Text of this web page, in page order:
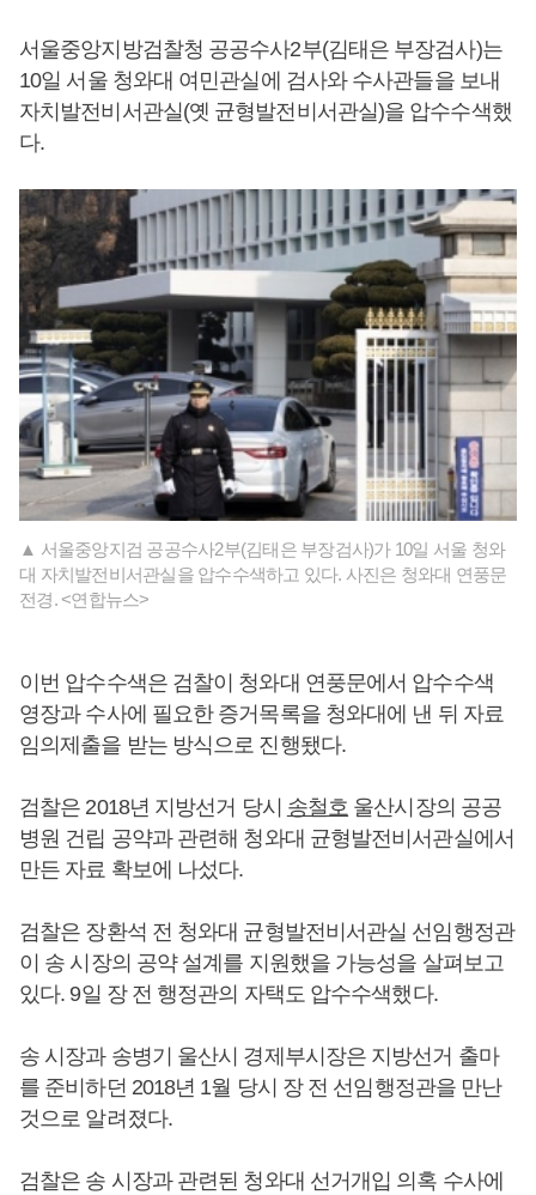
서울중앙지방검찰청 공공수사2부(김태은 부장검사)는
10일 서울 청와대 여민관실에 검사와 수사관들을 보내
자치발전비서관실(옛 균형발전비서관실)을 압수수색했
다.
▲ 서울중앙지검 공공수사2부(김태은 부장검사)가 10일 서울 청와
대 자치발전비서관실을 압수수색하고 있다. 사진은 청와대 연풍문
전경. <연합뉴스>
이번 압수수색은 검찰이 청와대 연풍문에서 압수수색
영장과 수사에 필요한 증거목록을 청와대에 낸 뒤 자료
임의제출을 받는 방식으로 진행됐다.
검찰은 2018년 지방선거 당시 송철호 울산시장의 공공
병원 건립 공약과 관련해 청와대 균형발전비서관실에서
만든 자료 확보에 나섰다.
검찰은 장환석 전 청와대 균형발전비서관실 선임행정관
이 송 시장의 공약 설계를 지원했을 가능성을 살펴보고
있다. 9일 장 전 행정관의 자택도 압수수색했다.
송 시장과 송병기 울산시 경제부시장은 지방선거 출마
를 준비하던 2018년 1월 당시 장 전 선임행정관을 만난
것으로 알려졌다.
검찰은 송 시장과 관련된 청와대 선거개입 의혹 수사에